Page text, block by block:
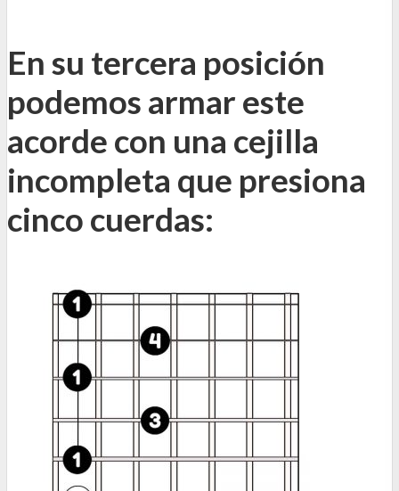
En su tercera posición
podemos armar este
acorde con una cejilla
incompleta que presiona
cinco cuerdas: